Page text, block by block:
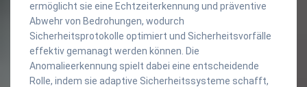
ermöglicht sie eine Echtzeiterkennung und präventive
Abwehr von Bedrohungen, wodurch
Sicherheitsprotokolle optimiert und Sicherheitsvorfälle
effektiv gemanagt werden können. Die
Anomalieerkennung spielt dabei eine entscheidende
Rolle, indem sie adaptive Sicherheitssysteme schafft,